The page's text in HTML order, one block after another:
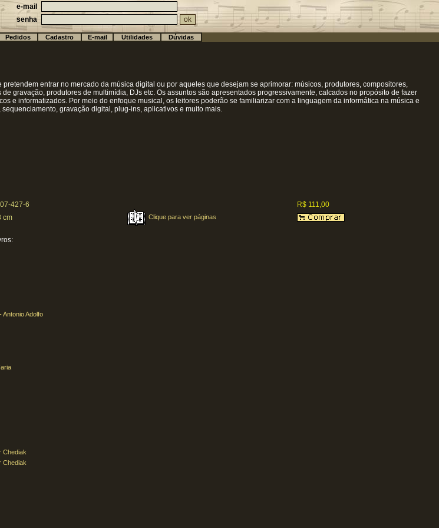
e-mail
senha
Pedidos Cadastro E-mail Utilidades Dúvidas
entrar no mercado da música digital ou por aqueles que desejam se aprimorar: músicos, produtores, compositores,
gravação, produtores de multimídia, DJs etc. Os assuntos são apresentados progressivamente, calcados no propósito de fazer
e informatizados. Por meio do enfoque musical, os leitores poderão se familiarizar com a linguagem da informática na música e
gravação digital, plug-ins, aplicativos e muito mais.
R$ 111,00
427-6
cm Clique para ver páginas
Adolfo
Chediak
Chediak